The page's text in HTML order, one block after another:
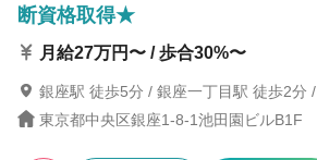
断資格取得★
月給27万円〜 / 歩合30%〜
銀座駅 徒歩5分 / 銀座一丁目駅 徒歩2分
東京都中央区銀座1-8-1池田園ビルB1F